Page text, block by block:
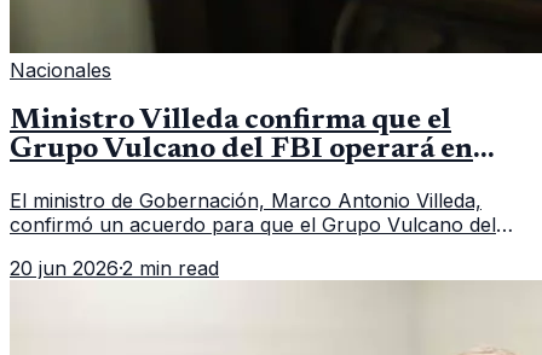
Nacionales
Ministro Villeda confirma que el
Grupo Vulcano del FBI operará en
El ministro de Gobernación, Marco Antonio Villeda,
confirmó un acuerdo para que el Grupo Vulcano del
fallido con la administración anterior del Ministerio
20 jun 2026·2 min read